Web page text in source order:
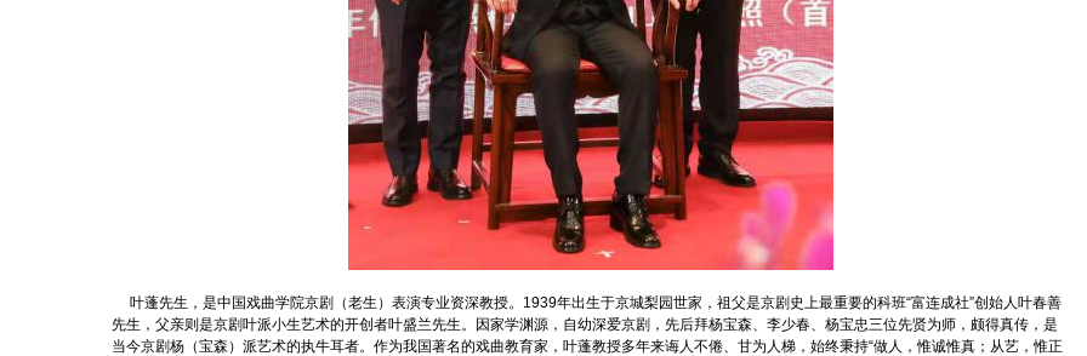
叶蓬先生，是中国戏曲学院京剧（老生）表演专业资深教授。1939年出生于京城梨园世家，祖父是京剧史上最重要的科班“富连成社”创始人叶春善
先生，父亲则是京剧叶派小生艺术的开创者叶盛兰先生。因家学渊源，自幼深爱京剧，先后拜杨宝森、李少春、杨宝忠三位先贤为师，颇得真传，是
当今京剧杨（宝森）派艺术的执牛耳者。作为我国著名的戏曲教育家，叶蓬教授多年来诲人不倦、甘为人梯，始终秉持“做人，惟诚惟真；从艺，惟正